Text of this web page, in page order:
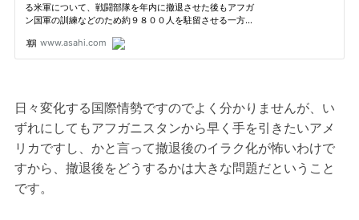
日々変化する国際情勢ですのでよく分かりませんが、い
ずれにしてもアフガニスタンから早く手を引きたいアメ
リカですし、かと言って撤退後のイラク化が怖いわけで
すから、撤退後をどうするかは大きな問題だということ
です。